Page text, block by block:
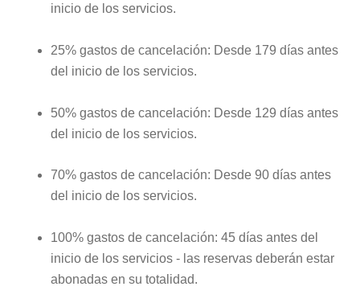
inicio de los servicios.
25% gastos de cancelación: Desde 179 días antes
del inicio de los servicios.
50% gastos de cancelación: Desde 129 días antes
del inicio de los servicios.
70% gastos de cancelación: Desde 90 días antes
del inicio de los servicios.
100% gastos de cancelación: 45 días antes del
inicio de los servicios - las reservas deberán estar
abonadas en su totalidad.